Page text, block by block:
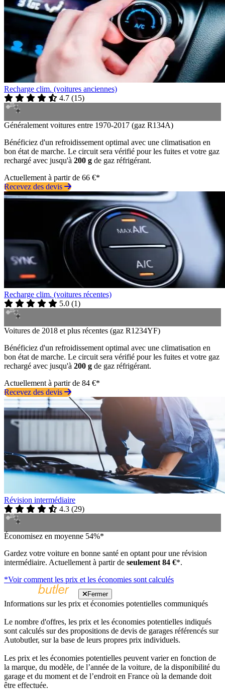
Recharge clim. (voitures anciennes)
4.7 (15)
Généralement voitures entre 1970-2017 (gaz R134A)
Bénéficiez d'un refroidissement optimal avec une climatisation en
bon état de marche. Le circuit sera vérifié pour les fuites et votre gaz
rechargé avec jusqu'à 200 g de gaz réfrigérant.
Actuellement à partir de 66 €*
Recevez des devis
Recharge clim. (voitures récentes)
5.0 (1)
Voitures de 2018 et plus récentes (gaz R1234YF)
Bénéficiez d'un refroidissement optimal avec une climatisation en
bon état de marche. Le circuit sera vérifié pour les fuites et votre gaz
rechargé avec jusqu'à 200 g de gaz réfrigérant.
Actuellement à partir de 84 €*
Recevez des devis
Révision intermédiaire
4.3 (29)
Économisez en moyenne 54%*
Gardez votre voiture en bonne santé en optant pour une révision
intermédiaire. Actuellement à partir de seulement 84 €*.
*Voir comment les prix et les économies sont calculés
Fermer
Informations sur les prix et économies potentielles communiqués
Le nombre d'offres, les prix et les économies potentielles indiqués
sont calculés sur des propositions de devis de garages référencés sur
Autobutler, sur la base de leurs propres prix individuels.
Les prix et les économies potentielles peuvent varier en fonction de
la marque, du modèle, de l’année de la voiture, de la disponibilité du
garage et du moment et de l’endroit en France où la demande doit
être effectuée.